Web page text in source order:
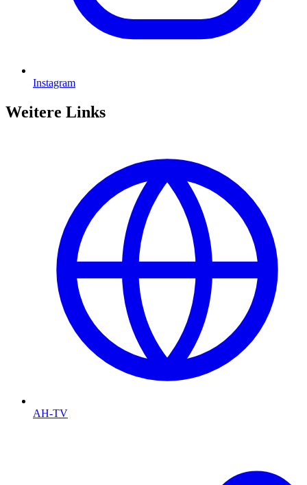
Instagram
Weitere Links
AH-TV